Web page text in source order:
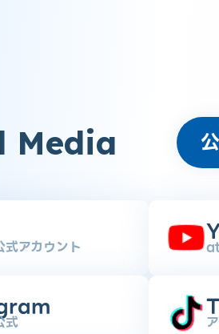
Media
式アカウント
式